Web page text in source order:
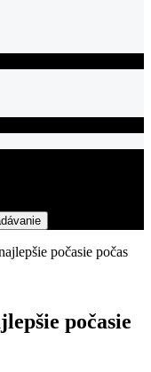
počasie počas
počasie